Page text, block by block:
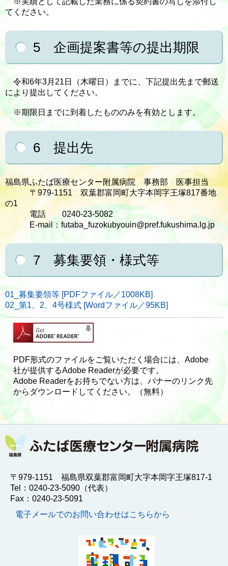
てください。
5 企画提案書等の提出期限
令和6年3月21日（木曜日）までに、下記提出先まで郵送
により提出してください。
※期限日までに到着したもののみを有効とします。
6 提出先
福島県ふたば医療センター附属病院 事務部 医事担当
〒979-1151 双葉郡富岡町大字本岡字王塚817番地
の1
電話 0240-23-5082
E-mail：futaba_fuzokubyouin@pref.fukushima.lg.jp
7 募集要領・様式等
01_募集要領等 [PDFファイル／1008KB]
02_第1、2、4号様式 [Wordファイル／95KB]
PDF形式のファイルをご覧いただく場合には、Adobe
社が提供するAdobe Readerが必要です。
Adobe Readerをお持ちでない方は、バナーのリンク先
からダウンロードしてください。（無料）
〒979-1151 福島県双葉郡富岡町大字本岡字王塚817-1
Tel：0240-23-5090（代表）
Fax：0240-23-5091
電子メールでのお問い合わせはこちらから